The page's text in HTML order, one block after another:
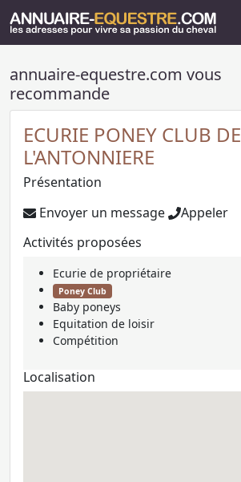
annuaire-equestre.com vous
recommande
ECURIE PONEY CLUB DE
L'ANTONNIERE
Présentation
Envoyer un message
Appeler
Activités proposées
Ecurie de propriétaire
Poney Club
Baby poneys
Equitation de loisir
Compétition
Localisation